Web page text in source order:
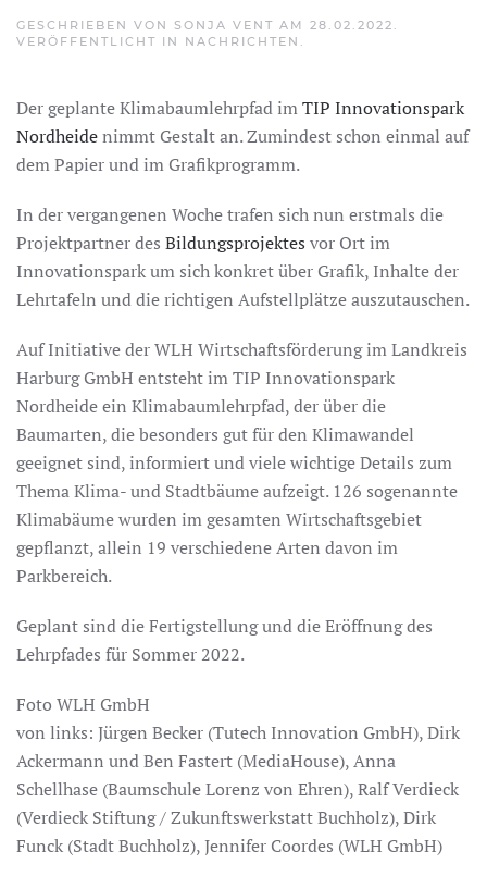
GESCHRIEBEN VON SONJA VENT AM 28.02.2022
VERÖFFENTLICHT IN NACHRICHTEN
Der geplante Klimabaumlehrpfad imTIP Innovationspark
Nordheidenimmt Gestalt an. Zumindest schon einmal auf
dem Papier und im Grafikprogramm.
In der vergangenen Woche trafen sich nun erstmals die
Projektpartner des Bildungsprojektes vor Ort im
Innovationspark um sich konkret über Grafik, Inhalte der
Lehrtafeln und die richtigen Aufstellplätze auszutauschen.
Auf Initiative der WLH Wirtschaftsförderung im Landkreis
Harburg GmbH entsteht im TIP Innovationspark
Nordheide ein Klimabaumlehrpfad, der über die
Baumarten, die besonders gut für den Klimawandel
geeignet sind, informiert und viele wichtige Details zum
Thema Klima- und Stadtbäume aufzeigt. 126 sogenannte
Klimabäume wurden im gesamten Wirtschaftsgebiet
gepflanzt, allein 19 verschiedene Arten davon im
Parkbereich.
Geplant sind die Fertigstellung und die Eröffnung des
Lehrpfades für Sommer 2022.
Foto WLH GmbH
von links: Jürgen Becker (Tutech Innovation GmbH), Dirk
Ackermann und Ben Fastert (MediaHouse), Anna
Schellhase (Baumschule Lorenz von Ehren), Ralf Verdieck
(Verdieck Stiftung / Zukunftswerkstatt Buchholz), Dirk
Funck (Stadt Buchholz), Jennifer Coordes (WLH GmbH)